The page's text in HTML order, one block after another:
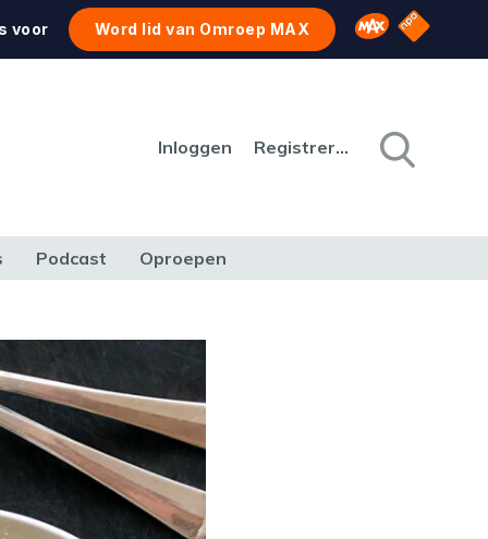
voor Word lid van Omroep MAX Omroep MAX
NPO
Inloggen Registreren
Podcast Oproepen